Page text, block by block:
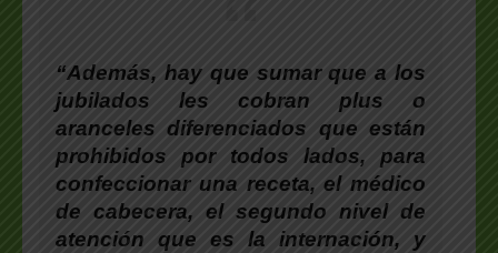
“Además, hay que sumar que a los
jubilados les cobran plus o
aranceles diferenciados que están
prohibidos por todos lados, para
confeccionar una receta, el médico
de cabecera, el segundo nivel de
atención que es la internación, y